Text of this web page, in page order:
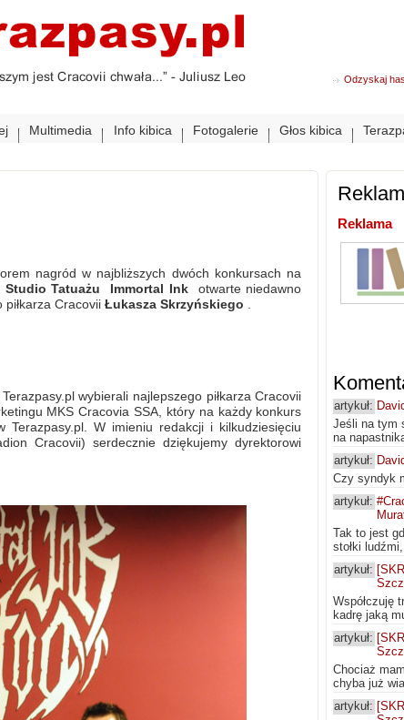
Odzyskaj
Multimedia Info kibica Fotogalerie Głos kibica
nagród w najbliższych dwóch konkursach na
Studio Tatuażu Immortal Inkotwarte niedawno
Cracovii Łukasza Skrzyńskiego
wybierali najlepszego piłkarza Cracovii
MKS Cracovia SSA, który na każdy konkurs
Terazpasy.pl. W imieniu redakcji i kilkudziesięciu
Cracovii) serdecznie dziękujemy dyrektorowi
Reklama
artykuł:
Jeśli na tym
na
artykuł:
Czy syndyk
artykuł:
Tak to jest
stołki
artykuł:
Współczuję
kadrę jaką
artykuł:
Chociaż
chyba już
artykuł: